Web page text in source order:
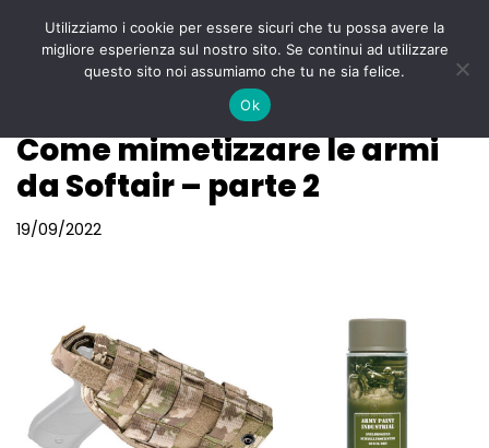
Menu
Come mimetizzare le armi
da Softair – parte 2
19/09/2022
Utilizziamo i cookie per essere sicuri che tu possa avere la
migliore esperienza sul nostro sito. Se continui ad utilizzare
questo sito noi assumiamo che tu ne sia felice.
Ok